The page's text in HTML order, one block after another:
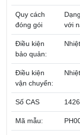
Quy cách
đóng gói
với
Điều kiện
bảo quản:
Điều kiện
vận chuyển:
Số CAS
Mã mẫu: